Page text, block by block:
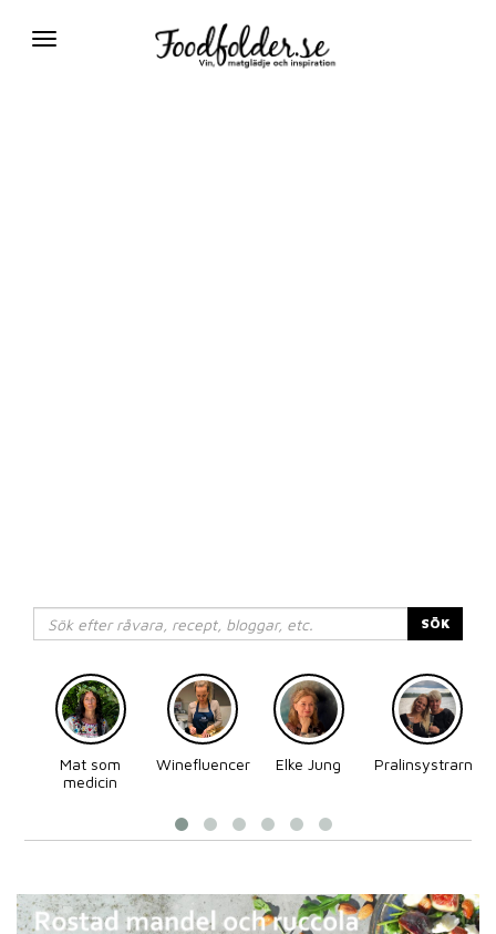
Växla
SÖK
Mat som
medicin
Winefluencer Elke Jung
Pralinsystrarna